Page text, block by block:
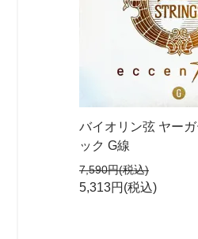
バイオリン弦 ヤー
ック G線
7,590円(税込)
5,313円(税込)